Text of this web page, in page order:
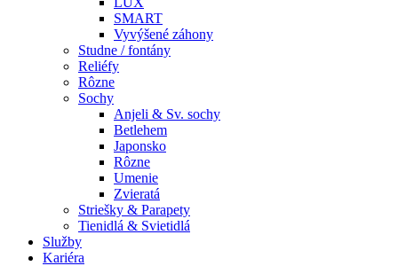
SMART
Vyvýšené záhony
Studne / fontány
Reliéfy
Rôzne
Sochy
Anjeli & Sv. sochy
Betlehem
Japonsko
Rôzne
Umenie
Zvieratá
Striešky & Parapety
Tienidlá & Svietidlá
Služby
Kariéra